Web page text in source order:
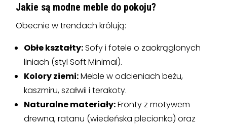
Jakie są modne meble do pokoju?
Obecnie w trendach królują:
Obłe kształty:Sofy i fotele o zaokrąglonych
liniach (styl Soft Minimal).
Kolory ziemi:Meble w odcieniach beżu,
kaszmiru, szałwii i terakoty.
Naturalne materiały:Fronty z motywem
drewna, ratanu (wiedeńska plecionka) oraz